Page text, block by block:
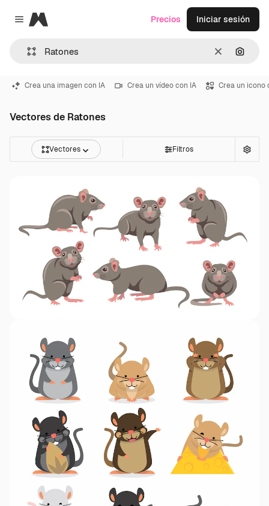
Close menu
Magnific
Borrar
Precios Iniciar sesión
Crea una imagen con IA Crea un vídeo con IA Crea un icono
Vectores de Ratones
Vectores Filtros